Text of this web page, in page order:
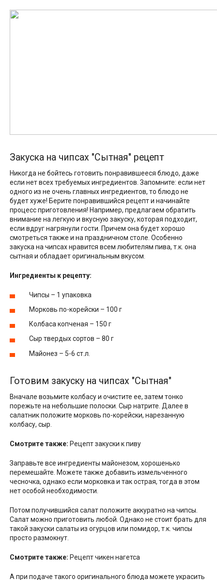
Закуска на чипсах "Сытная" рецепт
Никогда не бойтесь готовить понравившееся блюдо, даже
если нет всех требуемых ингредиентов. Запомните: если нет
одного из не очень главных ингредиентов, то блюдо не
будет хуже! Берите понравившийся рецепт и начинайте
процесс приготовления! Например, предлагаем обратить
внимание на легкую и вкусную закуску, которая подходит,
если вдруг нагрянули гости. Причем она будет хорошо
смотреться также и на праздничном столе. Особенно
закуска на чипсах нравится всем любителям пива, т.к. она
сытная и обладает оригинальным вкусом.
Ингредиенты к рецепту:
Чипсы – 1 упаковка
Морковь по-корейски – 100 г
Колбаса копченая – 150 г
Сыр твердых сортов – 80 г
Майонез – 5-6 ст.л.
Готовим закуску на чипсах "Сытная"
Вначале возьмите колбасу и очистите ее, затем тонко
порежьте на небольшие полоски. Сыр натрите. Далее в
салатник положите морковь по-корейски, нарезанную
колбасу, сыр.
Смотрите также: Рецепт закуски к пиву
Заправьте все ингредиенты майонезом, хорошенько
перемешайте. Можете также добавить измельченного
чесночка, однако если морковка и так острая, тогда в этом
нет особой необходимости.
Потом получившийся салат положите аккуратно на чипсы.
Салат можно приготовить любой. Однако не стоит брать для
такой закуски салаты из огурцов или помидор, т.к. чипсы
просто размокнут.
Смотрите также: Рецепт чикен нагетса
А при подаче такого оригинального блюда можете украсить